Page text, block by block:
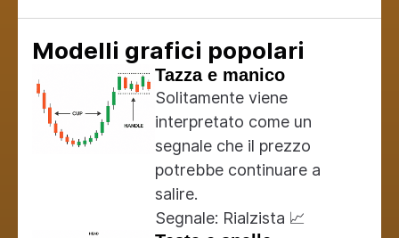
Modelli grafici popolari
Tazza e manico
Solitamente viene
interpretato come un
segnale che il prezzo
potrebbe continuare a
salire.
Segnale: Rialzista 📈